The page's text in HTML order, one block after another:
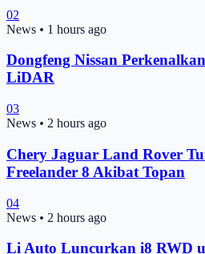
02
News • 1 hours ago
Dongfeng Nissan
LiDAR
03
News • 2 hours ago
Chery Jaguar Land Rover
Freelander 8 Akibat Topan
04
News • 2 hours ago
Li Auto Luncurkan i8 RWD